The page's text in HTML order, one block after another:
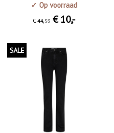
✓ Op voorraad
€ 44,99 € 10,-
SALE